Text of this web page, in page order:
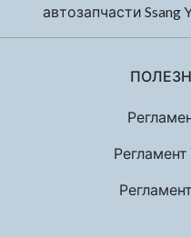
автозапчасти Ssang